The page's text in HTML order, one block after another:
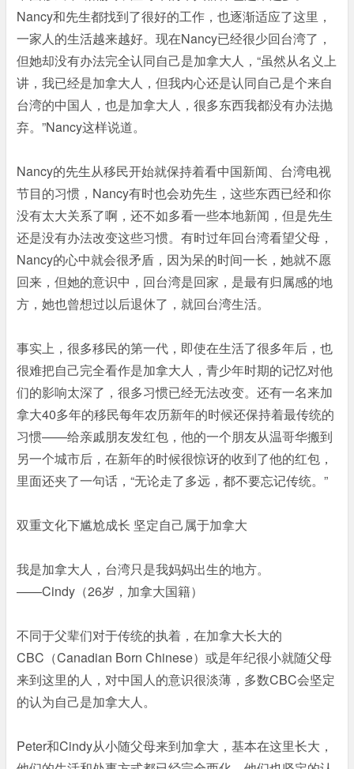
Nancy和先生都找到了很好的工作，也逐渐适应了这里，
一家人的生活越来越好。现在Nancy已经很少回台湾了，
但她却没有办法完全认同自己是加拿大人，“虽然从名义上
讲，我已经是加拿大人，但我内心还是认同自己是个来自
台湾的中国人，也是加拿大人，很多东西我都没有办法抛
弃。”Nancy这样说道。
Nancy的先生从移民开始就保持着看中国新闻、台湾电视
节目的习惯，Nancy有时也会劝先生，这些东西已经和你
没有太大关系了啊，还不如多看一些本地新闻，但是先生
还是没有办法改变这些习惯。有时过年回台湾看望父母，
Nancy的心中就会很矛盾，因为呆的时间一长，她就不愿
回来，但她的意识中，回台湾是回家，是最有归属感的地
方，她也曾想过以后退休了，就回台湾生活。
事实上，很多移民的第一代，即使在生活了很多年后，也
很难把自己完全看作是加拿大人，青少年时期的记忆对他
们的影响太深了，很多习惯已经无法改变。还有一名来加
拿大40多年的移民每年农历新年的时候还保持着最传统的
习惯——给亲戚朋友发红包，他的一个朋友从温哥华搬到
另一个城市后，在新年的时候很惊讶的收到了他的红包，
里面还夹了一句话，“无论走了多远，都不要忘记传统。”
双重文化下尴尬成长 坚定自己属于加拿大
我是加拿大人，台湾只是我妈妈出生的地方。
——Cindy（26岁，加拿大国籍）
不同于父辈们对于传统的执着，在加拿大长大的
CBC（Canadian Born Chinese）或是年纪很小就随父母
来到这里的人，对中国人的意识很淡薄，多数CBC会坚定
的认为自己是加拿大人。
Peter和Cindy从小随父母来到加拿大，基本在这里长大，